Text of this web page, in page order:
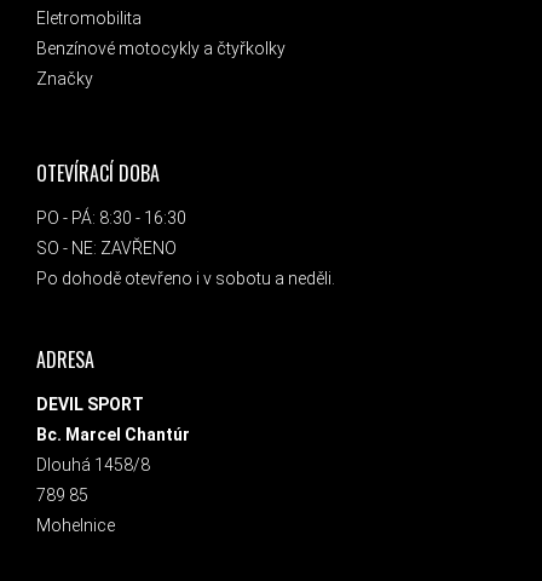
Eletromobilita
Benzínové motocykly a čtyřkolky
Značky
OTEVÍRACÍ DOBA
PO - PÁ: 8:30 - 16:30
SO - NE: ZAVŘENO
Po dohodě otevřeno i v sobotu a neděli.
ADRESA
DEVIL SPORT
Bc. Marcel Chantúr
Dlouhá 1458/8
789 85
Mohelnice